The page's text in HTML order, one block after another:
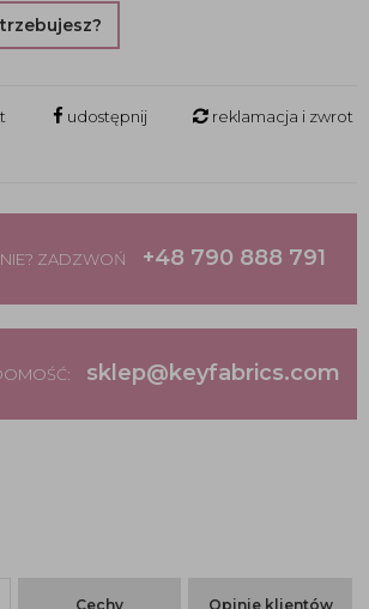
udostępnij
reklamacja i zwrot
ZADZWOŃ +48 790 888 791
sklep@keyfabrics.com
Cechy Opinie klientów